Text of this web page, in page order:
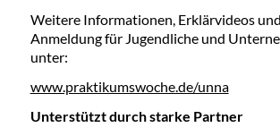
Weitere Informationen, Erklärvideos
Anmeldung für Jugendliche und
unter:
www.praktikumswoche.de/unna
Unterstützt durch starke Partner